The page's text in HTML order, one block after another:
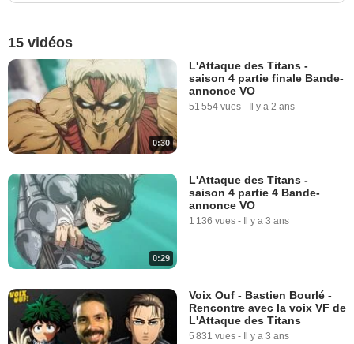
15 vidéos
0:30
L'Attaque des Titans -
saison 4 partie finale Bande-
annonce VO
51 554 vues - Il y a 2 ans
0:29
L'Attaque des Titans -
saison 4 partie 4 Bande-
annonce VO
1 136 vues - Il y a 3 ans
Voix Ouf - Bastien Bourlé -
Rencontre avec la voix VF de
L'Attaque des Titans
5 831 vues - Il y a 3 ans